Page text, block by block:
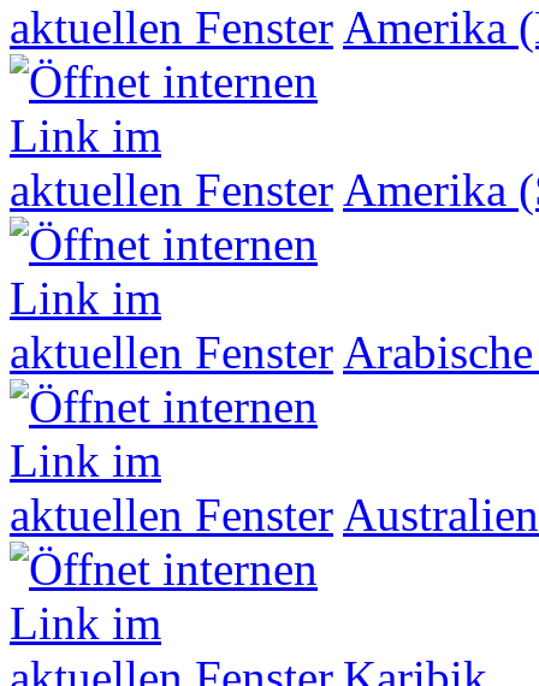
Amerika
Amerika
Australien